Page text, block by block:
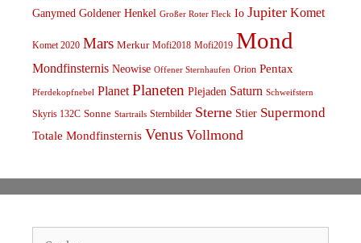
Ganymed Goldener Henkel Großer Roter Fleck Io Jupiter Komet
Komet 2020 Mars Merkur Mofi2018 Mofi2019 Mond
Mondfinsternis Neowise Offener Sternhaufen Orion Pentax
Pferdekopfnebel Planet Planeten Plejaden Saturn Schweifstern
Skyris 132C Sonne Startrails Sternbilder Sterne Stier Supermond
Totale Mondfinsternis Venus Vollmond